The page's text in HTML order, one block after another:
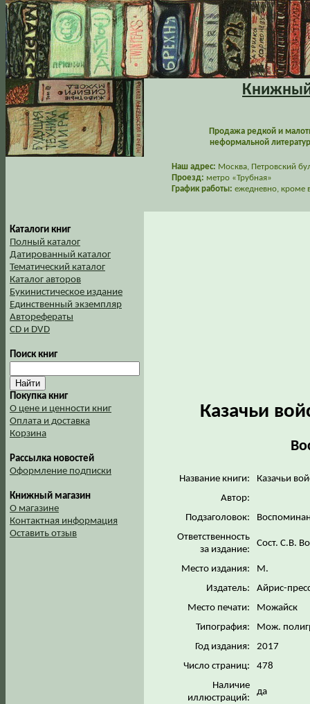
Книжный
Продажа редкой и
неформальной
Наш адрес: Москва, Петровский
Проезд: метро «Трубная»
График работы: ежедневно, кроме
Каталоги книг
Полный каталог
Датированный каталог
Тематический каталог
Каталог авторов
Букинистическое издание
Единственный экземпляр
Авторефераты
CD и DVD
Поиск книг
Покупка книг
О цене и ценности книг
Оплата и доставка
Корзина
Рассылка новостей
Оформление подписки
Книжный магазин
О магазине
Контактная информация
Оставить отзыв
Казачьи
Название книги:
Казачьи
Автор:
Подзаголовок:
Ответственность
за издание:
Сост. С.В.
Место издания:
М.
Издатель:
Айрис-
Место печати:
Можайск
Типография:
Мож.
Год издания:
2017
Число страниц:
478
Наличие
иллюстраций:
да